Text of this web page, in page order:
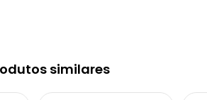
similares